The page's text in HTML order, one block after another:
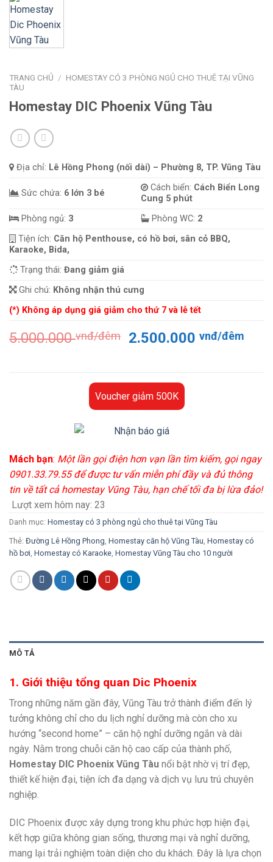
TRANG CHỦ / HOMESTAY CÓ 3 PHÒNG NGỦ CHO THUÊ TẠI VŨNG
TÀU
Homestay DIC Phoenix Vũng Tàu
Địa chỉ: Lê Hồng Phong (nối dài) – Phường 8, TP. Vũng Tàu
Sức chứa: 6 lớn 3 bé
Cách biển: Cách Biển Long
Cung 5 phút
Phòng ngủ: 3 Phòng WC: 2
Tiện ích: Căn hộ Penthouse, có hồ bơi, sân cỏ BBQ,
Karaoke, Bida,
Trạng thái: Đang giảm giá
Ghi chú: Không nhận thú cưng
(*) Không áp dụng giá giảm cho thứ 7 và lễ tết
5.000.000vnđ/đêm
Giá
5.000.000 vnđ/
đêm.
2.500.000vnđ/đêm
Voucher giảm 500K
Mách bạn: Một lần gọi điện hơn vạn lần tìm kiếm, gọi ngay
0901.33.79.55 để được tư vấn miễn phí đầy và đủ thông
tin về tất cả homestay Vũng Tàu, hạn chế tối đa bị lừa đảo!
Lượt xem hôm nay: 23
Danh mục: Homestay có 3 phòng ngủ cho thuê tại Vũng Tàu
Thẻ: Đường Lê Hồng Phong Homestay căn hộ Vũng Tàu Homestay có
hồ bơi Homestay có Karaoke Homestay Vũng Tàu cho 10 người
MÔ TẢ
1. Giới thiệu tổng quan Dic Phoenix
Trong những năm gần đây, Vũng Tàu trở thành điểm đến lý
tưởng không chỉ cho du lịch nghỉ dưỡng mà còn cho xu
hướng “second home” – căn hộ nghỉ dưỡng ngắn và dài
ngày. Nằm trong chuỗi căn hộ cao cấp của thành phố,
Homestay DIC Phoenix Vũng Tàu nổi bật nhờ vị trí đẹp,
thiết kế hiện đại, tiện ích đa dạng và dịch vụ lưu trú chuyên
nghiệp.
DIC Phoenix được xây dựng trong khu phức hợp hiện đại,
kết hợp giữa không gian sống, thương mại và nghỉ dưỡng,
mang lại trải nghiệm toàn diện cho du khách. Đây là lựa chọn